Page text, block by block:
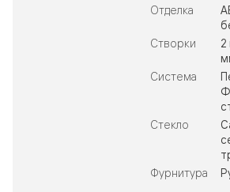
Отделка
Створки
Система
Стекло
Фурнитура